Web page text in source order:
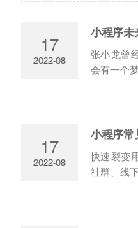
17
2022-08
小程序未
张小龙曾
会有一个梦
17
2022-08
小程序常
快速裂变
社群、线